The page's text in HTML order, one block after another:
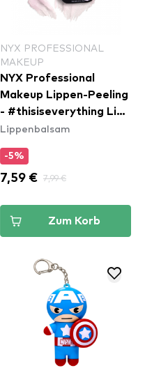
NYX PROFESSIONAL
MAKEUP
NYX Professional
Makeup Lippen-Peeling
- #thisiseverything Lip
Scrub
Lippenbalsam
-5%
7,59 € 7,99 €
Zum Korb